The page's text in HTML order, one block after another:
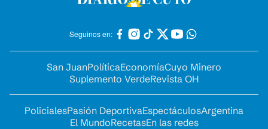
Seguinos en:
San JuanPolíticaEconomíaCuyo Minero
Suplemento VerdeRevista OH
PolicialesPasión DeportivaEspectáculosArgentina
El MundoRecetasEn las redes